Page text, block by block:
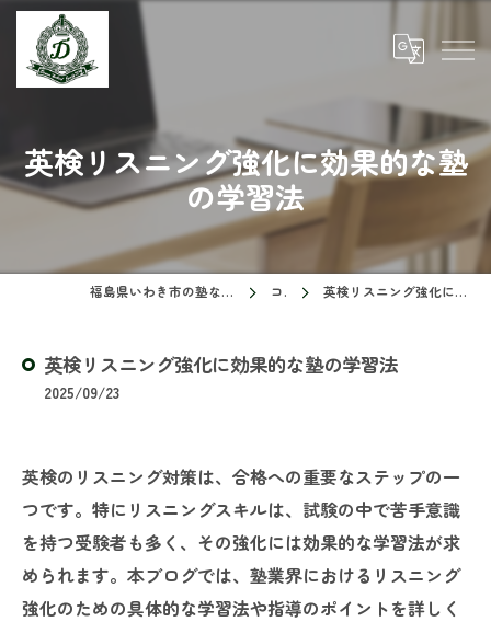
英検リスニング強化に効果的な塾
の学習法
福島県いわき市の塾ならドリームスクール コラム 英検リスニング強化に効果的な塾の学習法
英検リスニング強化に効果的な塾の学習法
2025/09/23
英検のリスニング対策は、合格への重要なステップの一
つです。特にリスニングスキルは、試験の中で苦手意識
を持つ受験者も多く、その強化には効果的な学習法が求
められます。本ブログでは、塾業界におけるリスニング
強化のための具体的な学習法や指導のポイントを詳しく